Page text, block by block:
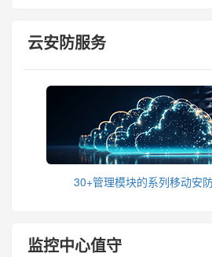
云安防服务
30+管理模块的系列移动安
监控中心值守